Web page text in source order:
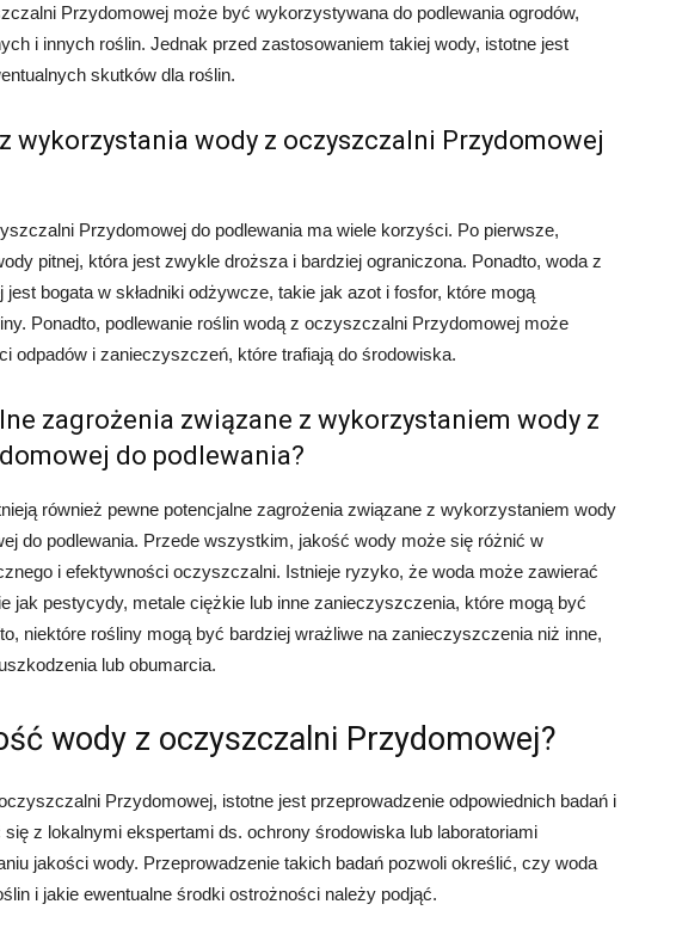
Przydomowej może być wykorzystywana do podlewania ogrodów,
i innych roślin. Jednak przed zastosowaniem takiej wody, istotne jest
skutków dla roślin.
wykorzystania wody z oczyszczalni Przydomowej
Przydomowej do podlewania ma wiele korzyści. Po pierwsze,
pitnej, która jest zwykle droższa i bardziej ograniczona. Ponadto, woda z
bogata w składniki odżywcze, takie jak azot i fosfor, które mogą
Ponadto, podlewanie roślin wodą z oczyszczalni Przydomowej może
odpadów i zanieczyszczeń, które trafiają do środowiska.
zagrożenia związane z wykorzystaniem wody z
do podlewania?
również pewne potencjalne zagrożenia związane z wykorzystaniem wody
do podlewania. Przede wszystkim, jakość wody może się różnić w
i efektywności oczyszczalni. Istnieje ryzyko, że woda może zawierać
jak pestycydy, metale ciężkie lub inne zanieczyszczenia, które mogą być
niektóre rośliny mogą być bardziej wrażliwe na zanieczyszczenia niż inne,
lub obumarcia.
wody z oczyszczalni Przydomowej?
Przydomowej, istotne jest przeprowadzenie odpowiednich badań i
z lokalnymi ekspertami ds. ochrony środowiska lub laboratoriami
jakości wody. Przeprowadzenie takich badań pozwoli określić, czy woda
i jakie ewentualne środki ostrożności należy podjąć.